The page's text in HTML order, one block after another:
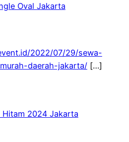
Oval Jakarta
2022/07/29/sewa-
daerah-jakarta/[…]
Hitam 2024 Jakarta